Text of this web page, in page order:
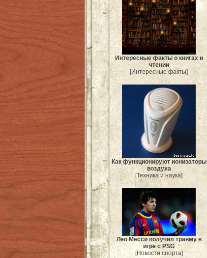
Интересные факты о книгах и
чтении
[Интересные факты]
Как функционируют ионизаторы
воздуха
[Техника и наука]
Лео Месси получил травму в
игре с PSG
[Новости спорта]